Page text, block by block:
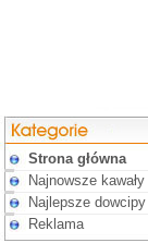
Strona główna
Najnowsze kawały
Najlepsze dowcipy
Reklama